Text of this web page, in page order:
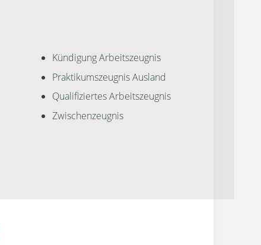
Kündigung Arbeitszeugnis
Praktikumszeugnis Ausland
Qualifiziertes Arbeitszeugnis
Zwischenzeugnis